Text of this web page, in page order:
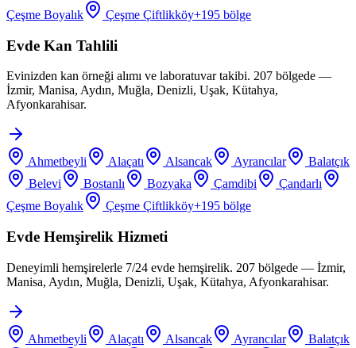
Çeşme Boyalık
Çeşme Çiftlikköy+195 bölge
Evde Kan Tahlili
Evinizden kan örneği alımı ve laboratuvar takibi. 207 bölgede —
İzmir, Manisa, Aydın, Muğla, Denizli, Uşak, Kütahya,
Afyonkarahisar.
Ahmetbeyli Alaçatı Alsancak Ayrancılar
Balatçık
Belevi
Bostanlı Bozyaka Çamdibi
Çandarlı
Çeşme Boyalık
Çeşme Çiftlikköy+195 bölge
Evde Hemşirelik Hizmeti
Deneyimli hemşirelerle 7/24 evde hemşirelik. 207 bölgede — İzmir,
Manisa, Aydın, Muğla, Denizli, Uşak, Kütahya, Afyonkarahisar.
Ahmetbeyli Alaçatı Alsancak Ayrancılar Balatçık